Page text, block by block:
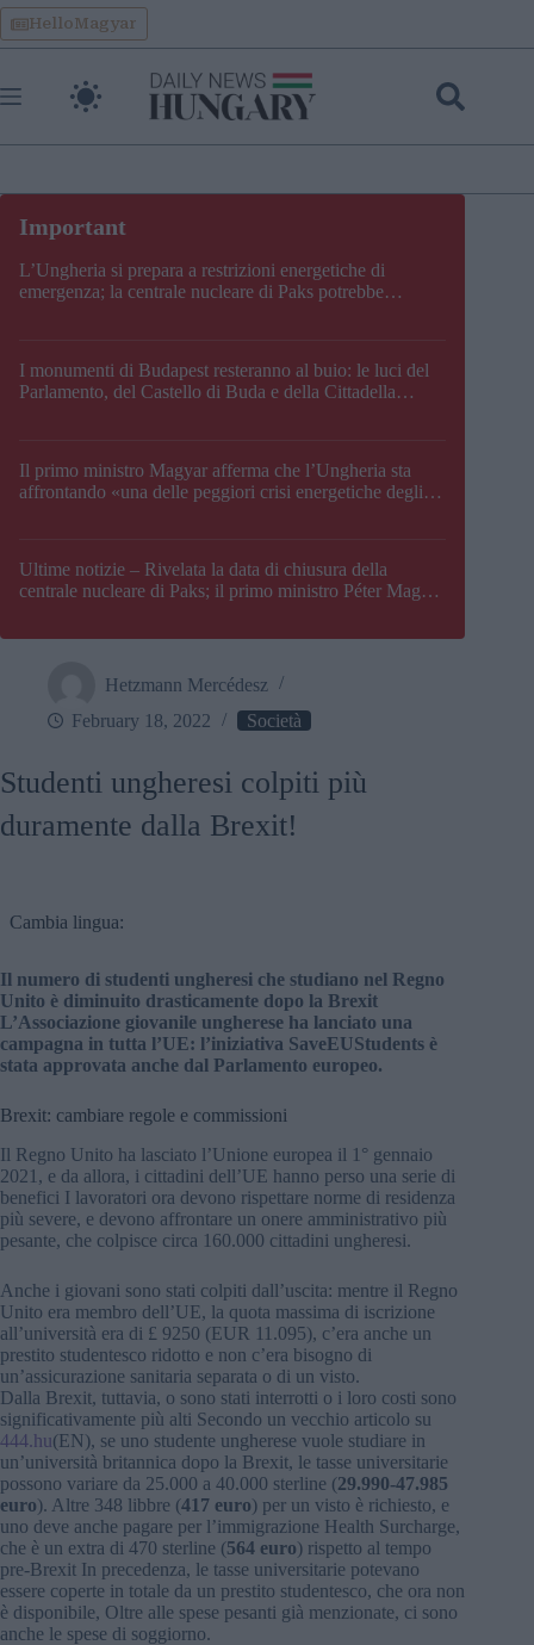
Skip
to
content
HelloMagyar
L’Ungheria si prepara a restrizioni energetiche di
emergenza; la centrale nucleare di Paks potrebbe
I monumenti di Budapest resteranno al buio: le luci del
Parlamento, del Castello di Buda e della Cittadella
Il primo ministro Magyar afferma che l’Ungheria sta
affrontando «una delle peggiori crisi energetiche degli
Ultime notizie – Rivelata la data di chiusura della
centrale nucleare di Paks; il primo ministro Péter Magyar
Hetzmann Mercédesz
February 18, 2022
Società
Studenti ungheresi colpiti più
duramente dalla Brexit!
Cambia lingua:
Il numero di studenti ungheresi che studiano nel Regno
Unito è diminuito drasticamente dopo la Brexit
L’Associazione giovanile ungherese ha lanciato una
campagna in tutta l’UE: l’iniziativa SaveEUStudents è
stata approvata anche dal Parlamento europeo.
Brexit: cambiare regole e commissioni
Il Regno Unito ha lasciato l’Unione europea il 1° gennaio
2021, e da allora, i cittadini dell’UE hanno perso una serie di
benefici I lavoratori ora devono rispettare norme di residenza
più severe, e devono affrontare un onere amministrativo più
pesante, che colpisce circa 160.000 cittadini ungheresi.
Anche i giovani sono stati colpiti dall’uscita: mentre il Regno
Unito era membro dell’UE, la quota massima di iscrizione
all’università era di £ 9250 (EUR 11.095), c’era anche un
prestito studentesco ridotto e non c’era bisogno di
un’assicurazione sanitaria separata o di un visto.
Dalla Brexit, tuttavia, o sono stati interrotti o i loro costi sono
significativamente più alti Secondo un vecchio articolo su
444.hu(EN), se uno studente ungherese vuole studiare in
un’università britannica dopo la Brexit, le tasse universitarie
possono variare da 25.000 a 40.000 sterline (29.990-47.985
euro). Altre 348 libbre (417 euro) per un visto è richiesto, e
uno deve anche pagare per l’immigrazione Health Surcharge,
che è un extra di 470 sterline (564 euro) rispetto al tempo
pre-Brexit In precedenza, le tasse universitarie potevano
essere coperte in totale da un prestito studentesco, che ora non
è disponibile, Oltre alle spese pesanti già menzionate, ci sono
anche le spese di soggiorno.